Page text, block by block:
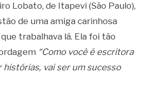
Lobato, de Itapevi (São Paulo),
de uma amiga carinhosa
trabalhava lá. Ela foi tão
“Como você é escritora
histórias, vai ser um sucesso